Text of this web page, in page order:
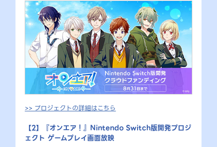
>> プロジェクトの詳細はこちら
【2】『オンエア！』Nintendo Switch版開発プロジ
ェクト ゲームプレイ画面放映